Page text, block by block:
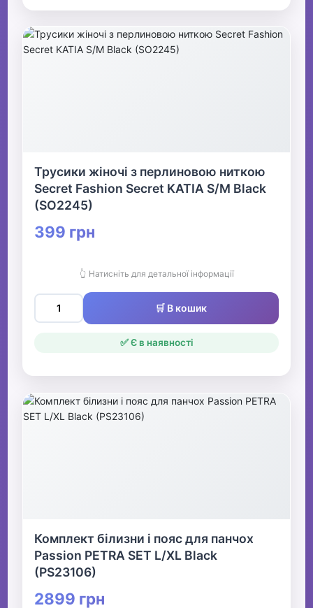
Трусики жіночі з перлиновою ниткою
Secret Fashion Secret KATIA S/M Black
(SO2245)
399 грн
👆 Натисніть для детальної інформації
🛒 В кошик
✅ Є в наявності
Комплект білизни і пояс для панчох
Passion PETRA SET L/XL Black
(PS23106)
2899 грн